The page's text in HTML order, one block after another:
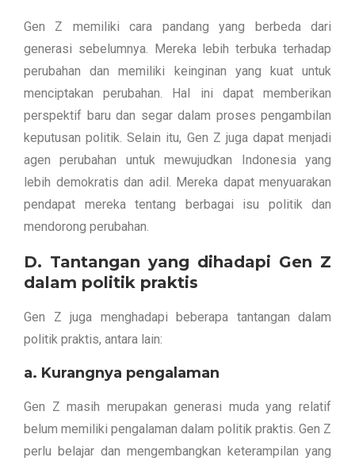
Gen Z memiliki cara pandang yang berbeda dari
generasi sebelumnya. Mereka lebih terbuka terhadap
perubahan dan memiliki keinginan yang kuat untuk
menciptakan perubahan. Hal ini dapat memberikan
perspektif baru dan segar dalam proses pengambilan
keputusan politik. Selain itu, Gen Z juga dapat menjadi
agen perubahan untuk mewujudkan Indonesia yang
lebih demokratis dan adil. Mereka dapat menyuarakan
pendapat mereka tentang berbagai isu politik dan
mendorong perubahan.
D. Tantangan yang dihadapi Gen Z
dalam politik praktis
Gen Z juga menghadapi beberapa tantangan dalam
politik praktis, antara lain:
a. Kurangnya pengalaman
Gen Z masih merupakan generasi muda yang relatif
belum memiliki pengalaman dalam politik praktis. Gen Z
perlu belajar dan mengembangkan keterampilan yang